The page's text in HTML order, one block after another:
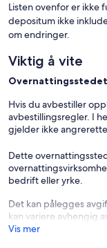
Listen ovenfor er ikke
depositum ikke
om endringer.
Viktig å vite
Hvis du avbestiller
avbestillingsregler. I
gjelder ikke
Dette
bedrift eller yrke.
Det kan pålegges
kan variere avhengig
Vis mer